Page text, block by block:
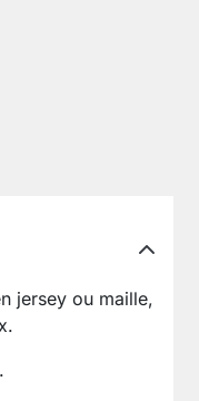
jersey ou maille,